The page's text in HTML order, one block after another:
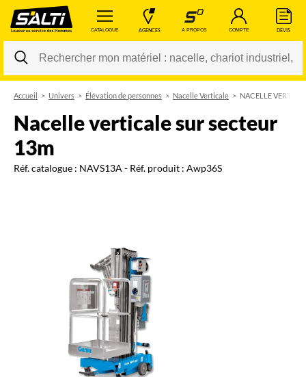
CATALOGUE AGENCES A PROPOS COMPTE DEVIS
Changer
Accueil Univers Élévation de personnes Nacelle Verticale NACELLE
nacelle verticale sur secteur
13m
Réf. catalogue : NAVS13A - Réf. produit : Awp36S